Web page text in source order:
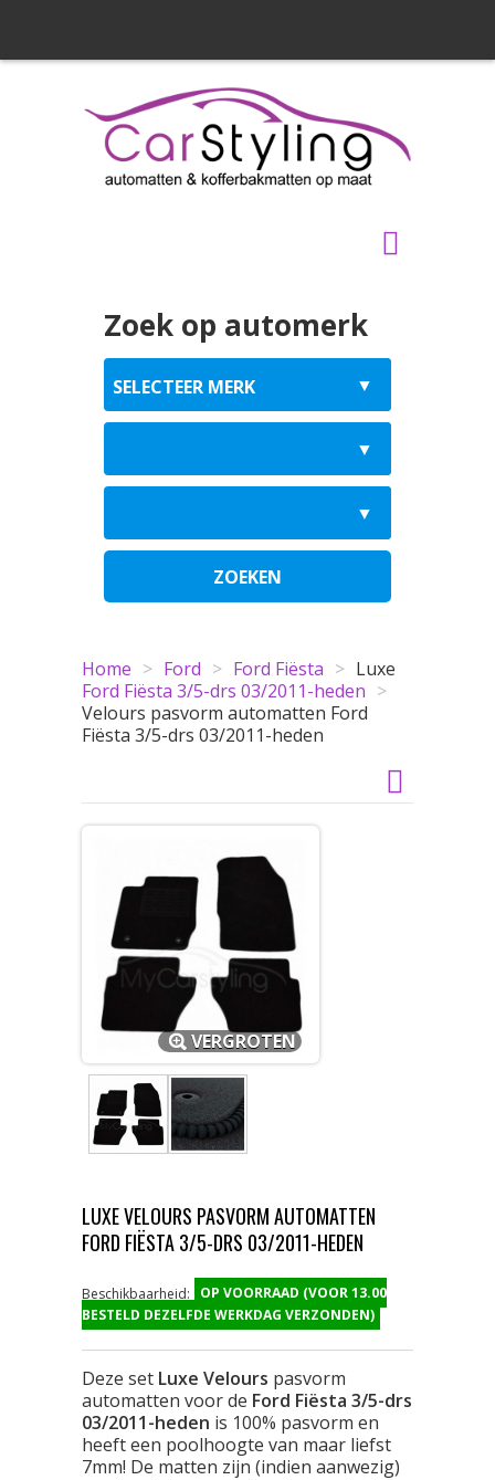
Zoek op automerk
ZOEKEN
Home > Ford > Ford Fiësta >
Ford Fiësta 3/5-drs 03/2011-heden >
Luxe
Velours pasvorm automatten Ford
Fiësta 3/5-drs 03/2011-heden
VERGROTEN
LUXE VELOURS PASVORM AUTOMATTEN
FORD FIËSTA 3/5-DRS 03/2011-HEDEN
Beschikbaarheid:
OP VOORRAAD (VOOR 13.00
BESTELD DEZELFDE WERKDAG VERZONDEN)
Deze set Luxe Velours pasvorm
automatten voor de Ford Fiësta 3/5-drs
03/2011-heden is 100% pasvorm en
heeft een poolhoogte van maar liefst
7mm! De matten zijn (indien aanwezig)